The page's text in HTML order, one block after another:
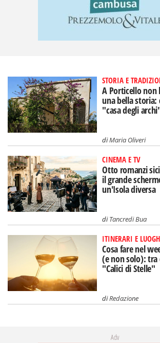
STORIA E
A Porticello
una bella storia:
"casa degli
diMaria Oliveri
CINEMA E TV
Otto romanzi
il grande
un'Isola diversa
diTancredi Bua
ITINERARI E
Cosa fare nel
(e non solo):
"Calici di Stelle"
diRedazione
Adv